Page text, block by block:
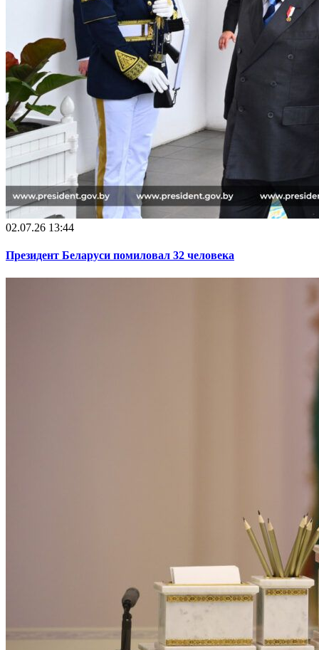
02.07.26 13:44
Президент Беларуси помиловал 32 человека